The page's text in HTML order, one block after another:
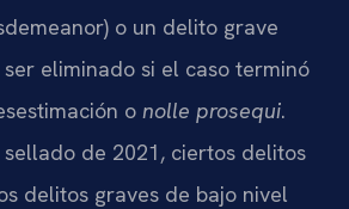
o un delito grave
eliminado si el caso terminó
o nolle prosequi.
de 2021, ciertos delitos
delitos graves de bajo nivel